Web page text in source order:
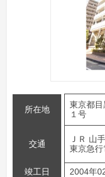
所在地
東京都目
１号
交通
ＪＲ 山
東京急
竣工日 2004年